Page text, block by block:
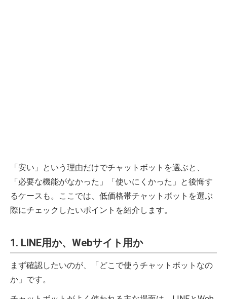
「安い」という理由だけでチャットボットを選ぶと、
「必要な機能がなかった」「使いにくかった」と後悔す
るケースも。ここでは、低価格帯チャットボットを選ぶ
際にチェックしたいポイントを紹介します。
1. LINE用か、Webサイト用か
まず確認したいのが、「どこで使うチャットボットなの
か」です。